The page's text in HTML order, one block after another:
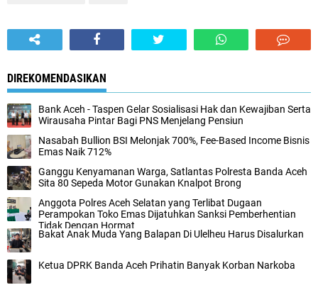
DIREKOMENDASIKAN
Bank Aceh - Taspen Gelar Sosialisasi Hak dan Kewajiban Serta
Wirausaha Pintar Bagi PNS Menjelang Pensiun
Nasabah Bullion BSI Melonjak 700%, Fee-Based Income Bisnis
Emas Naik 712%
Ganggu Kenyamanan Warga, Satlantas Polresta Banda Aceh
Sita 80 Sepeda Motor Gunakan Knalpot Brong
Anggota Polres Aceh Selatan yang Terlibat Dugaan
Perampokan Toko Emas Dijatuhkan Sanksi Pemberhentian
Tidak Dengan Hormat
Bakat Anak Muda Yang Balapan Di Ulelheu Harus Disalurkan
Ketua DPRK Banda Aceh Prihatin Banyak Korban Narkoba